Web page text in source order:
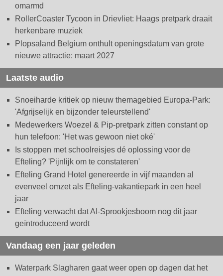
omarmd
RollerCoaster Tycoon in Drievliet: Haags pretpark draait
herkenbare muziek
Plopsaland Belgium onthult openingsdatum van grote
nieuwe attractie: maart 2027
Laatste audio
Snoeiharde kritiek op nieuw themagebied Europa-Park:
'Afgrijselijk en bijzonder teleurstellend'
Medewerkers Woezel & Pip-pretpark zitten constant op
hun telefoon: 'Het was gewoon niet oké'
Is stoppen met schoolreisjes dé oplossing voor de
Efteling? 'Pijnlijk om te constateren'
Efteling Grand Hotel genereerde in vijf maanden al
evenveel omzet als Efteling-vakantiepark in een heel
jaar
Efteling verwacht dat AI-Sprookjesboom nog dit jaar
geïntroduceerd wordt
Vandaag een jaar geleden
Waterpark Slagharen gaat weer open op dagen dat het